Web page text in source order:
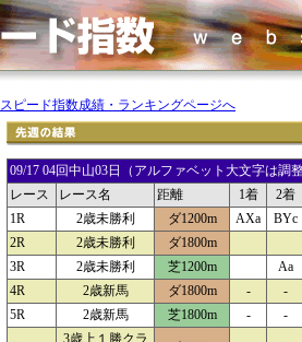
スピード指数成績・ランキングページへ
09/17 04回中山03日（アルファベット大文字は調
レース
レース名 距離 1着 2着
1R
2歳未勝利 ダ1200m AXa BYc
2R
2歳未勝利 ダ1800m
3R
2歳未勝利 芝1200m Aa
4R
2歳新馬 ダ1800m - -
5R
2歳新馬 芝1800m - -
3歳上１勝クラ